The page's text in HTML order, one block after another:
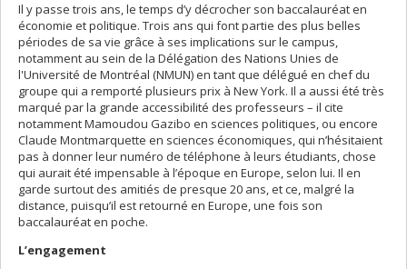
Il y passe trois ans, le temps d’y décrocher son baccalauréat en
économie et politique. Trois ans qui font partie des plus belles
périodes de sa vie grâce à ses implications sur le campus,
notamment au sein de la Délégation des Nations Unies de
l'Université de Montréal (NMUN) en tant que délégué en chef du
groupe qui a remporté plusieurs prix à New York. Il a aussi été très
marqué par la grande accessibilité des professeurs – il cite
notamment Mamoudou Gazibo en sciences politiques, ou encore
Claude Montmarquette en sciences économiques, qui n’hésitaient
pas à donner leur numéro de téléphone à leurs étudiants, chose
qui aurait été impensable à l’époque en Europe, selon lui. Il en
garde surtout des amitiés de presque 20 ans, et ce, malgré la
distance, puisqu’il est retourné en Europe, une fois son
baccalauréat en poche.
L’engagement